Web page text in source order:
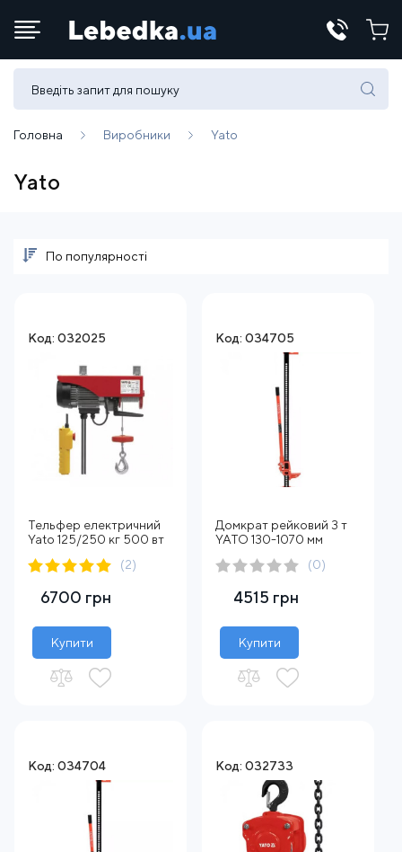
Телефони:
(067) 430 82-15
Головна Виробники Yato
Yato
По популярності
Код: 032025
Тельфер електричний
Yato 125/250 кг 500 вт
(2)
6700 грн
Купити
Код: 034705
Домкрат рейковий 3 т
YATO 130-1070 мм
(0)
4515 грн
Купити
Код: 034704 Код: 032733